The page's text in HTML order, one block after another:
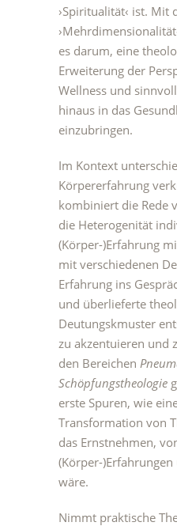
›Spiritualität‹ ist. Mit
es darum, eine
Erweiterung der
Wellness und
hinaus in das
einzubringen.
Im Kontext
Körpererfahrung
kombiniert die Rede
die Heterogenität
(Körper-)Erfahrung
mit verschiedenen
Erfahrung ins
und überlieferte
Deutungskmuster
zu akzentuieren und
den Bereichen
Schöpfungstheologie
erste Spuren, wie
Transformation von
das Ernstnehmen,
(Körper-)Erfahrungen
wäre.
Nimmt praktische